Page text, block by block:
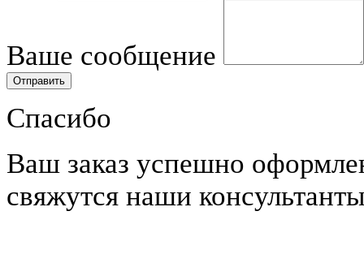
Ваше сообщение
Спасибо
Ваш заказ успешно
свяжутся наши